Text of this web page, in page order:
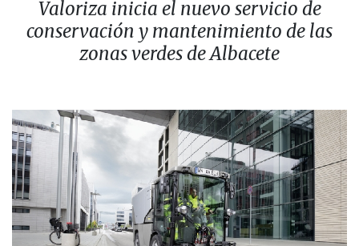
Valoriza inicia el nuevo servicio de
conservación y mantenimiento de las
zonas verdes de Albacete